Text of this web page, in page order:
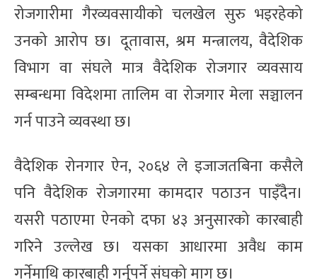
रोजगारीमा गैरव्यवसायीको चलखेल सुरु भइरहेको
उनको आरोप छ। दूतावास, श्रम मन्त्रालय, वैदेशिक
विभाग वा संघले मात्र वैदेशिक रोजगार व्यवसाय
सम्बन्धमा विदेशमा तालिम वा रोजगार मेला सञ्चालन
गर्न पाउने व्यवस्था छ।
वैदेशिक रोनगार ऐन, २०६४ ले इजाजतबिना कसैले
पनि वैदेशिक रोजगारमा कामदार पठाउन ‍पाइँदैन।
यसरी पठाएमा ऐनको दफा ४३ अनुसारको कारबाही
गरिने उल्लेख छ। यसका आधारमा अवैध काम
गर्नेमाथि कारबाही गर्नुपर्ने संघको माग छ।